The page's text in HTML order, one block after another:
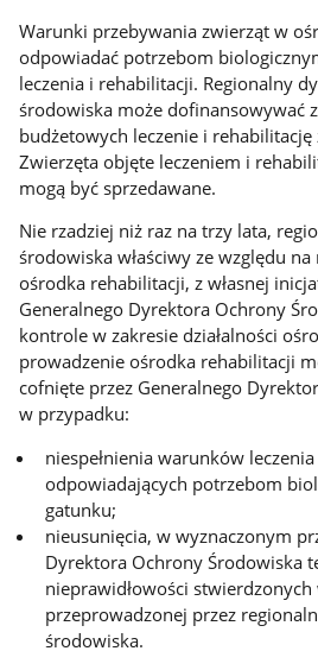
Warunki przebywania zwierząt w
odpowiadać potrzebom
leczenia i rehabilitacji. Regionalny
środowiska może dofinansowywać
budżetowych leczenie i
Zwierzęta objęte leczeniem i
mogą być sprzedawane.
Nie rzadziej niż raz na trzy lata,
środowiska właściwy ze względu na
ośrodka rehabilitacji, z własnej
Generalnego Dyrektora Ochrony
kontrole w zakresie działalności
prowadzenie ośrodka rehabilitacji
cofnięte przez Generalnego
w przypadku:
niespełnienia warunków
odpowiadających potrzebom
gatunku;
nieusunięcia, w wyznaczonym
Dyrektora Ochrony Środowiska
nieprawidłowości
przeprowadzonej przez
środowiska.